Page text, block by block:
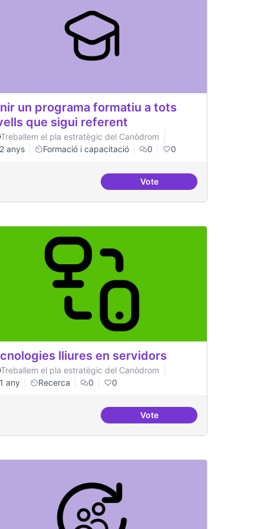
internacionals
un programa formatiu a tots
que sigui referent
Treballem el pla estratègic del Canòdrom
2 anys
Formació i capacitació 0 0
VoteTenir un programa formatiu
lliures en servidors
Treballem el pla estratègic del Canòdrom
1 any
Recerca 0 0
VoteTecnologies lliures en